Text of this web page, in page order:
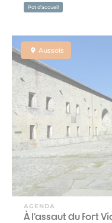
Pot d’accueil
Aussois
AGENDA
À l’assaut du fort